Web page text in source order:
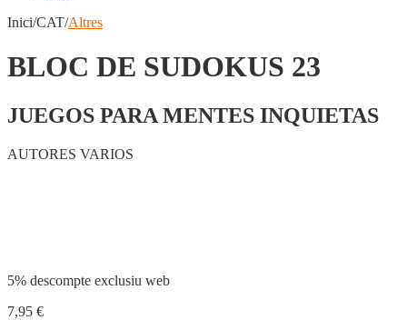
Inici/CAT/Altres
BLOC DE SUDOKUS 23
JUEGOS PARA MENTES INQUIETAS
AUTORES VARIOS
5% descompte exclusiu web
7,95 €